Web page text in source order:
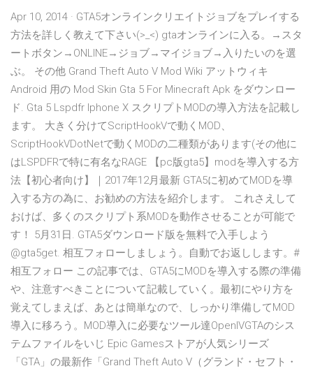
Apr 10, 2014 · GTA5オンラインクリエイトジョブをプレイする
方法を詳しく教えて下さい(>_<) gtaオンラインに入る。→スタ
ートボタン→ONLINE→ジョブ→マイジョブ→入りたいのを選
ぶ。 その他 Grand Theft Auto V Mod Wiki アットウィキ
Android 用の Mod Skin Gta 5 For Minecraft Apk をダウンロー
ド. Gta 5 Lspdfr Iphone X スクリプトMODの導入方法を記載し
ます。 大きく分けてScriptHookVで動くMOD、
ScriptHookVDotNetで動くMODの二種類があります(その他に
はLSPDFRで特に有名なRAGE 【pc版gta5】modを導入する方
法【初心者向け】｜2017年12月最新 GTA5に初めてMODを導
入する方の為に、お勧めの方法を紹介します。 これさえして
おけば、多くのスクリプト系MODを動作させることが可能で
す！ 5月31日. GTA5ダウンロード版を無料で入手しよう
@gta5get. 相互フォローしましょう。自動でお返しします。#
相互フォロー この記事では、GTA5にMODを導入する際の準備
や、注意すべきことについて記載していく。最初にやり方を
覚えてしまえば、あとは簡単なので、しっかり準備してMOD
導入に移ろう。MOD導入に必要なツール達OpenIVGTAのシス
テムファイルをいじ Epic Gamesストアが人気シリーズ
「GTA」の最新作「Grand Theft Auto V（グランド・セフト・